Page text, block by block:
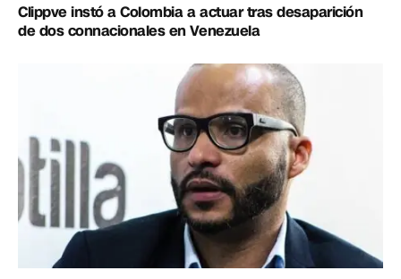
Clippve instó a Colombia a actuar tras desaparición
de dos connacionales en Venezuela